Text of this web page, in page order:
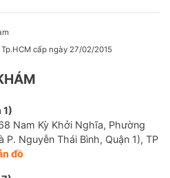
cấp ngày 27/02/2015
1)
Nam Kỳ Khởi Nghĩa, Phường
P. Nguyễn Thái Bình, Quận 1), TP
đồ